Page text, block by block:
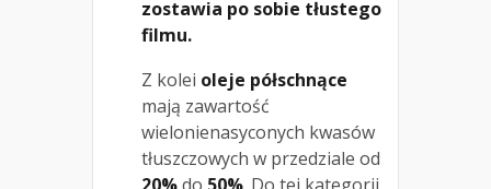
zostawia po sobie tłustego
filmu.
Z kolei oleje półschnące
mają zawartość
wielonienasyconych kwasów
tłuszczowych w przedziale od